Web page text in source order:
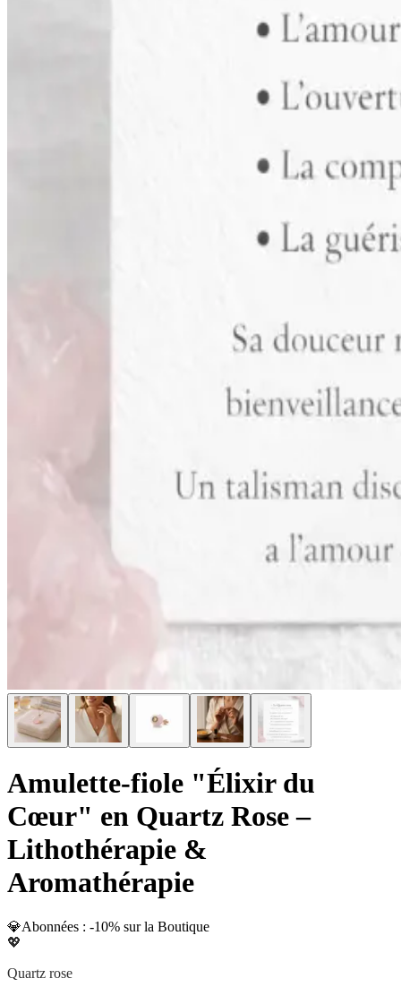
Amulette-fiole "Élixir du
Cœur" en Quartz Rose –
Lithothérapie &
Aromathérapie
💎Abonnées : -10% sur la Boutique
💖
Quartz rose